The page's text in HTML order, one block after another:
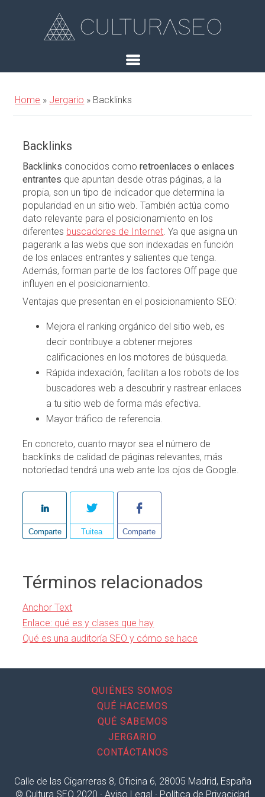
Home » Jergario » Backlinks
Backlinks
Backlinks conocidos comoretroenlaces o enlaces
entrantes que apuntan desde otras páginas, a la
propia, son un tipo de indicador que determina la
popularidad en un sitio web. También actúa como
dato relevante para el posicionamiento en los
diferentes buscadores de Internet. Ya que asigna un
pagerank a las webs que son indexadas en función
de los enlaces entrantes y salientes que tenga.
Además, forman parte de los factores Off page que
influyen en el posicionamiento.
Ventajas que presentan en el posicionamiento SEO:
Mejora el ranking orgánico del sitio web, es
decir contribuye a obtener mejores
calificaciones en los motores de búsqueda.
Rápida indexación, facilitan a los robots de los
buscadores web a descubrir y rastrear enlaces
a tu sitio web de forma más efectiva.
Mayor tráfico de referencia.
En concreto, cuanto mayor sea el número de
backlinks de calidad de páginas relevantes, más
notoriedad tendrá una web ante los ojos de Google.
Comparte Tuitea Comparte
Términos relacionados
Anchor Text
Enlace: qué es y clases que hay
Qué es una auditoría SEO y cómo se hace
QUIÉNES SOMOS
QUÉ HACEMOS
QUÉ SABEMOS
JERGARIO
CONTÁCTANOS
Calle de las Cigarreras 8, Oficina 6, 28005 Madrid, España
© Cultura SEO 2020 · Aviso Legal · Política de Privacidad